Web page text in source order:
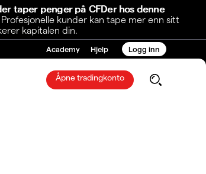
taper penger på CFDer hos denne
kunder kan tape mer enn sitt
kapitalen din.
Academy Hjelp Logg inn
Åpne tradingkonto